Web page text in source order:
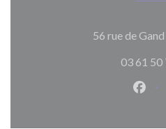
56 rue de
03 61 50